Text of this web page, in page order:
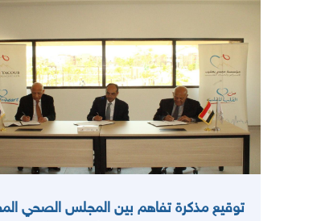
توقيع مذكرة تفاهم بين المجلس الصحي